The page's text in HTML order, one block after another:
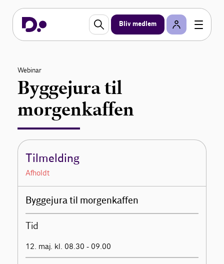
Bliv medlem
Webinar
Byggejura til
morgenkaffen
Tilmelding
Afholdt
Byggejura til morgenkaffen
Tid
12. maj. kl. 08.30 - 09.00